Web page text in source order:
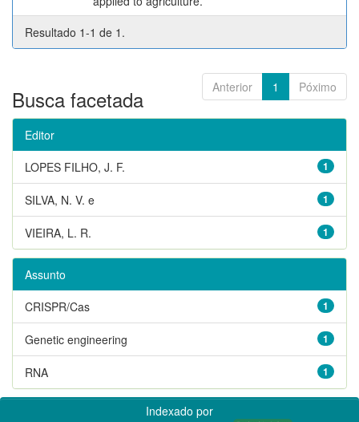
Resultado 1-1 de 1.
Anterior 1 Póximo
Busca facetada
Editor
1
LOPES FILHO, J. F.
1
SILVA, N. V. e
1
VIEIRA, L. R.
Assunto
1
CRISPR/Cas
1
Genetic engineering
1
RNA
Indexado por